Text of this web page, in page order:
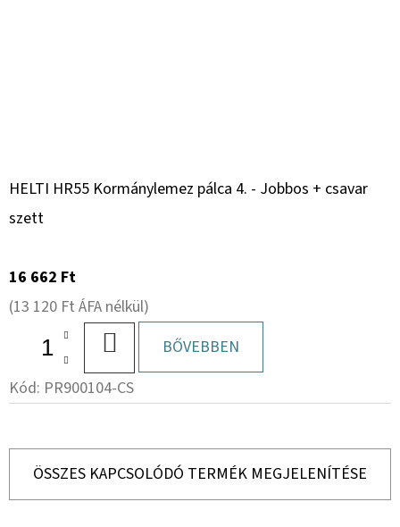
HELTI HR55 Kormánylemez pálca 4. - Jobbos + csavar
szett
16 662 Ft
(13 120 Ft ÁFA nélkül)
KOSÁRBABŐVEBBEN
Kód: PR900104-CS
ÖSSZES KAPCSOLÓDÓ TERMÉK MEGJELENÍTÉSE